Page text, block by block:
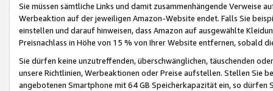
Sie müssen sämtliche Links und damit zusammenhängende
Werbeaktion auf der jeweiligen Amazon-Website endet. Falls Sie
einstellen und darauf hinweisen, dass Amazon auf ausgewählte
Preisnachlass in Höhe von 15 % von Ihrer Website entfernen, sobald
Sie dürfen keine unzutreffenden, überschwänglichen, täuschenden
unsere Richtlinien, Werbeaktionen oder Preise aufstellen. Stellen Sie
angebotenen Smartphone mit 64 GB Speicherkapazität ein, so dürfen